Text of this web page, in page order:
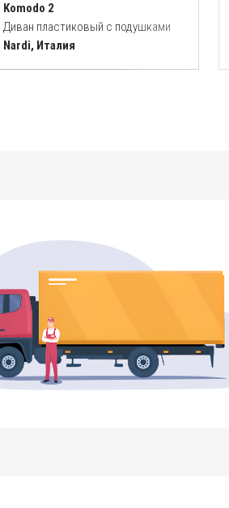
Komodo 2
Диван пластиковый с подушками
Nardi, Италия